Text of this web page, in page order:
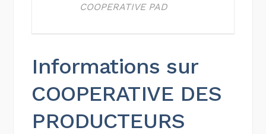
COOPERATIVE PAD
Informations sur
COOPERATIVE DES
PRODUCTEURS